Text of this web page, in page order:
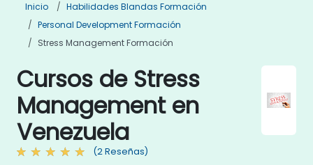
Inicio
Habilidades Blandas Formación
Personal Development Formación
Stress Management Formación
Cursos de Stress
Management en
Venezuela
(2 Reseñas)